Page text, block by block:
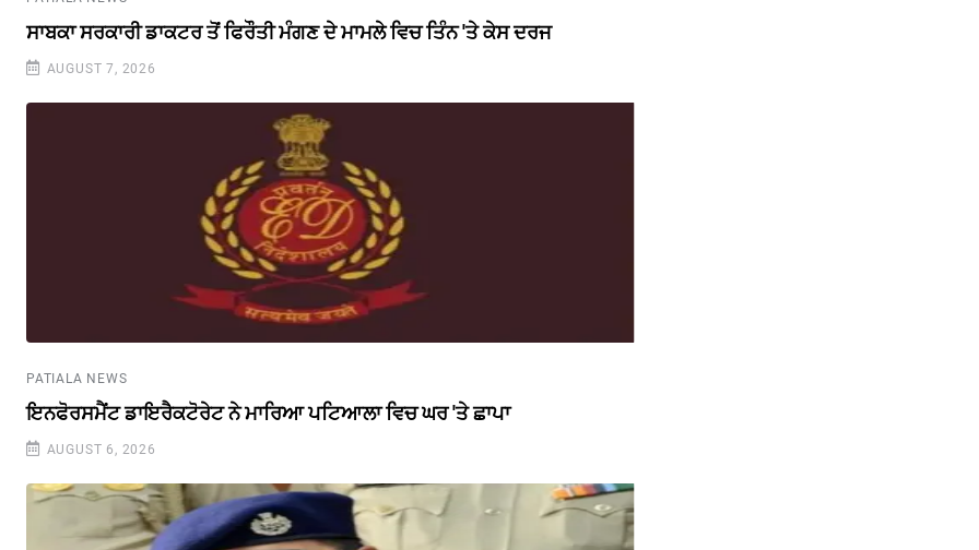
ਸਾਬਕਾ ਸਰਕਾਰੀ ਡਾਕਟਰ ਤੋਂ ਫਿਰੌਤੀ ਮੰਗਣ ਦੇ ਮਾਮਲੇ ਵਿਚ ਤਿੰਨ 'ਤੇ ਕੇਸ ਦਰਜ
AUGUST 7, 2026
PATIALA NEWS
ਇਨਫੋਰਸਮੈਂਟ ਡਾਇਰੈਕਟੋਰੇਟ ਨੇ ਮਾਰਿਆ ਪਟਿਆਲਾ ਵਿਚ ਘਰ 'ਤੇ ਛਾਪਾ
AUGUST 6, 2026